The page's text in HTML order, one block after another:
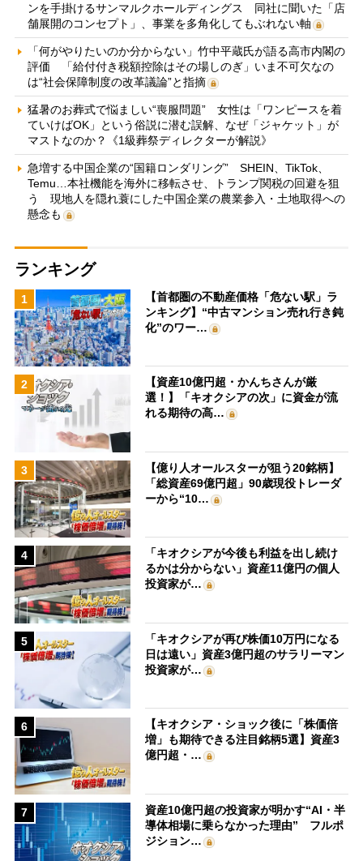
ンを手掛けるサンマルクホールディングス 同社に聞いた「店
舗展開のコンセプト」、事業を多角化してもぶれない軸
「何がやりたいのか分からない」竹中平蔵氏が語る高市内閣の
評価 「給付付き税額控除はその場しのぎ」いま不可欠なの
は“社会保障制度の改革議論”と指摘
猛暑のお葬式で悩ましい“喪服問題” 女性は「ワンピースを着
ていけばOK」という俗説に潜む誤解、なぜ「ジャケット」が
マストなのか？《1級葬祭ディレクターが解説》
急増する中国企業の“国籍ロンダリング” SHEIN、TikTok、
Temu…本社機能を海外に移転させ、トランプ関税の回避を狙
う 現地人を隠れ蓑にした中国企業の農業参入・土地取得への
懸念も
ランキング
1
【首都圏の不動産価格「危ない駅」ラ
ンキング】“中古マンション売れ行き鈍
化”のワー…
2
【資産10億円超・かんちさんが厳
選！】「キオクシアの次」に資金が流
れる期待の高…
3
【億り人オールスターが狙う20銘柄】
「総資産69億円超」90歳現役トレーダ
ーから“10…
4
「キオクシアが今後も利益を出し続け
るかは分からない」資産11億円の個人
投資家が…
5
「キオクシアが再び株価10万円になる
日は遠い」資産3億円超のサラリーマン
投資家が…
6
【キオクシア・ショック後に「株価倍
増」も期待できる注目銘柄5選】資産3
億円超・…
7
資産10億円超の投資家が明かす“AI・半
導体相場に乗らなかった理由” フルポ
ジション…